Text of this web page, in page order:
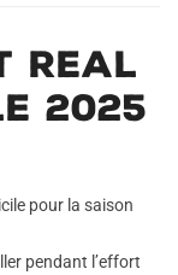
Real
2025
pour la saison
pendant l’effort